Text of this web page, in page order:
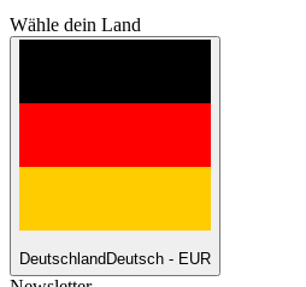
Wähle dein Land
DeutschlandDeutsch - EUR